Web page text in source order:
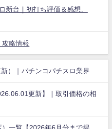
新台｜初打ち評価＆感想、
略情報
）｜パチンコパチスロ業界
更新】｜取引価格の相
一覧【2026年6月分まで掲